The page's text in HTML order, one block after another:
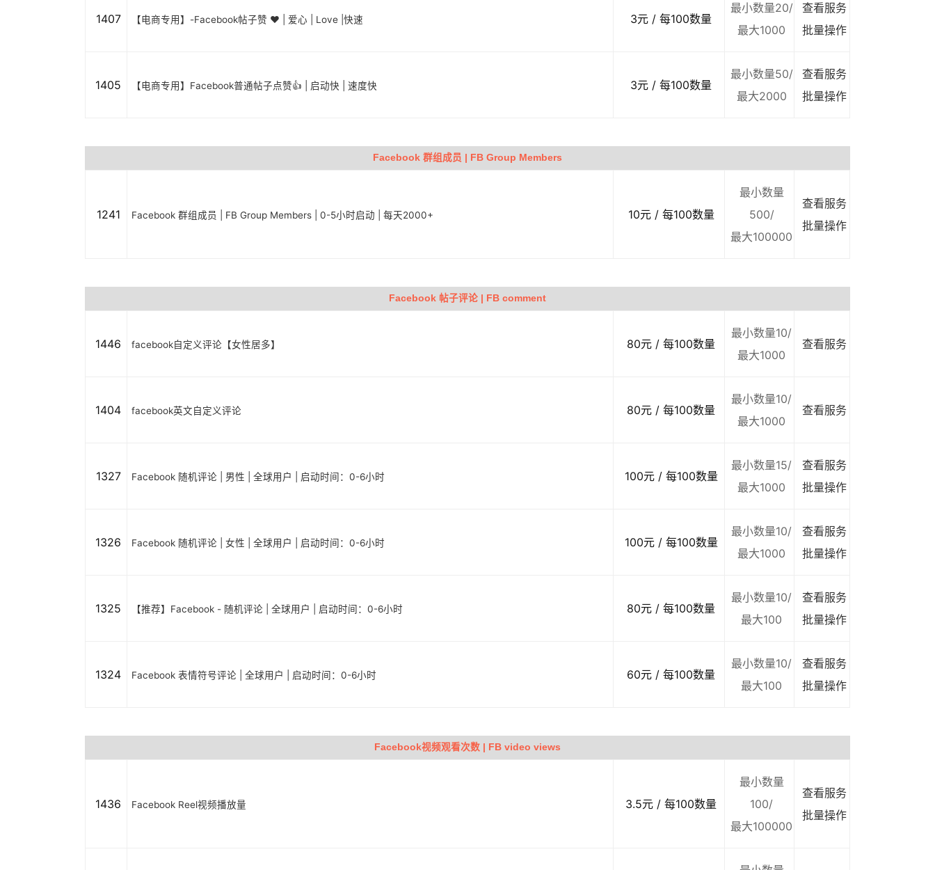
1407 【电商专用】-Facebook帖子赞 ❤️ | 爱心 | Love |快速 3元 / 每100数量
最小数量20/
最大1000
查看服务
批量操作
1405 【电商专用】Facebook普通帖子点赞👍 | 启动快 | 速度快 3元 / 每100数量
最小数量50/
最大2000
查看服务
批量操作
Facebook 群组成员 | FB Group Members
1241 Facebook 群组成员 | FB Group Members | 0-5小时启动 | 每天2000+ 10元 / 每100数量
最小数量
500/
最大100000
查看服务
批量操作
Facebook 帖子评论 | FB comment
1446 facebook自定义评论【女性居多】 80元 / 每100数量
最小数量10/
最大1000
查看服务
1404 facebook英文自定义评论 80元 / 每100数量
最小数量10/
最大1000
查看服务
1327 Facebook 随机评论 | 男性 | 全球用户 | 启动时间：0-6小时 100元 / 每100数量
最小数量15/
最大1000
查看服务
批量操作
1326 Facebook 随机评论 | 女性 | 全球用户 | 启动时间：0-6小时 100元 / 每100数量
最小数量10/
最大1000
查看服务
批量操作
1325 【推荐】Facebook - 随机评论 | 全球用户 | 启动时间：0-6小时 80元 / 每100数量
最小数量10/
最大100
查看服务
批量操作
1324 Facebook 表情符号评论 | 全球用户 | 启动时间：0-6小时 60元 / 每100数量
最小数量10/
最大100
查看服务
批量操作
Facebook视频观看次数 | FB video views
1436 Facebook Reel视频播放量 3.5元 / 每100数量
最小数量
100/
最大100000
查看服务
批量操作